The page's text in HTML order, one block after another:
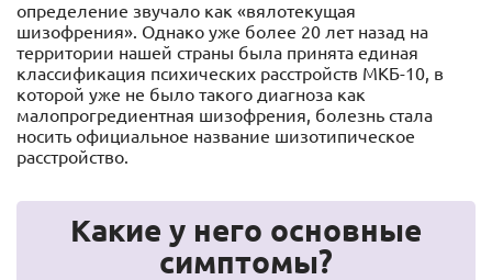
определение звучало как «вялотекущая
шизофрения». Однако уже более 20 лет назад на
территории нашей страны была принята единая
классификация психических расстройств МКБ-10, в
которой уже не было такого диагноза как
малопрогредиентная шизофрения, болезнь стала
носить официальное название шизотипическое
расстройство.
Какие у него основные
симптомы?